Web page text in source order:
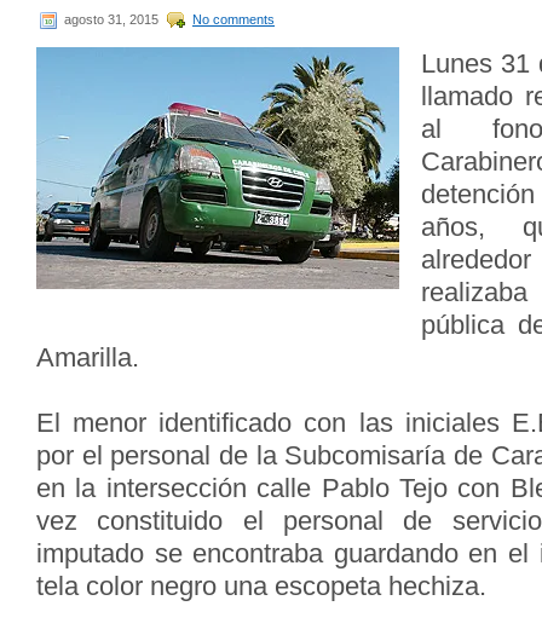
agosto 31, 2015 No comments
Lunes 31
llamado
al
años,
pública
Amarilla.
El menor identificado con las iniciales
por el personal de la Subcomisaría de
en la intersección calle Pablo Tejo con
vez constituido el personal de
imputado se encontraba guardando en
tela color negro una escopeta hechiza.